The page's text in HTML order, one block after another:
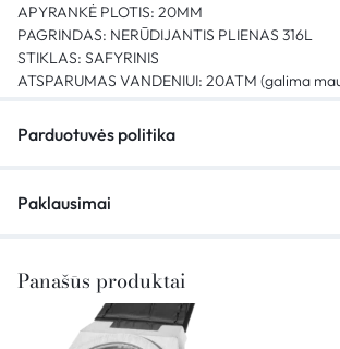
APYRANKĖ PLOTIS: 20MM
PAGRINDAS: NERŪDIJANTIS PLIENAS 316L
STIKLAS: SAFYRINIS
ATSPARUMAS VANDENIUI: 20ATM (galima
Parduotuvės politika
Paklausimai
Panašūs produktai